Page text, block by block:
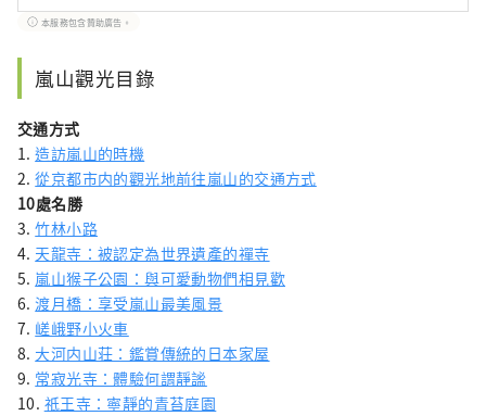
本服務包含贊助廣告。
嵐山觀光目錄
交通方式
1.造訪嵐山的時機
2.從京都市内的觀光地前往嵐山的交通方式
10處名勝
3.竹林小路
4. 天龍寺：被認定為世界遺產的禪寺
5. 嵐山猴子公園：與可愛動物們相見歡
6.渡月橋：享受嵐山最美風景
7. 嵯峨野小火車
8. 大河内山荘：鑑賞傳統的日本家屋
9. 常寂光寺：體驗何謂靜謐
10. 祇王寺：寧靜的青苔庭園